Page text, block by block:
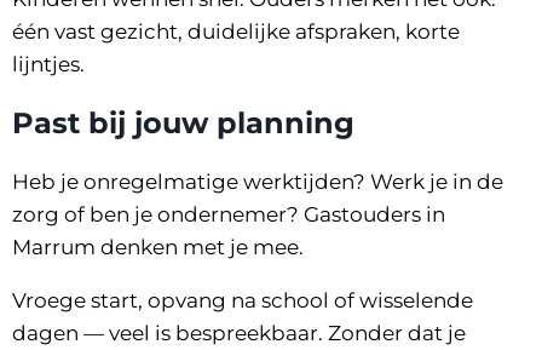
één vast gezicht, duidelijke afspraken, korte
lijntjes.
Past bij jouw planning
Heb je onregelmatige werktijden? Werk je in de
zorg of ben je ondernemer? Gastouders in
Marrum denken met je mee.
Vroege start, opvang na school of wisselende
dagen — veel is bespreekbaar. Zonder dat je